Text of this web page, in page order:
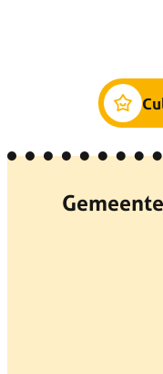
Contact &